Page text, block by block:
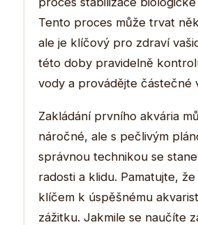
Tento proces může trvat
ale je klíčový pro zdraví
této doby pravidelně
vody a provádějte částečné
Zakládání prvního akvária
náročné, ale s pečlivým
správnou technikou se
radosti a klidu. Pamatujte,
klíčem k úspěšnému
zážitku. Jakmile se naučíte